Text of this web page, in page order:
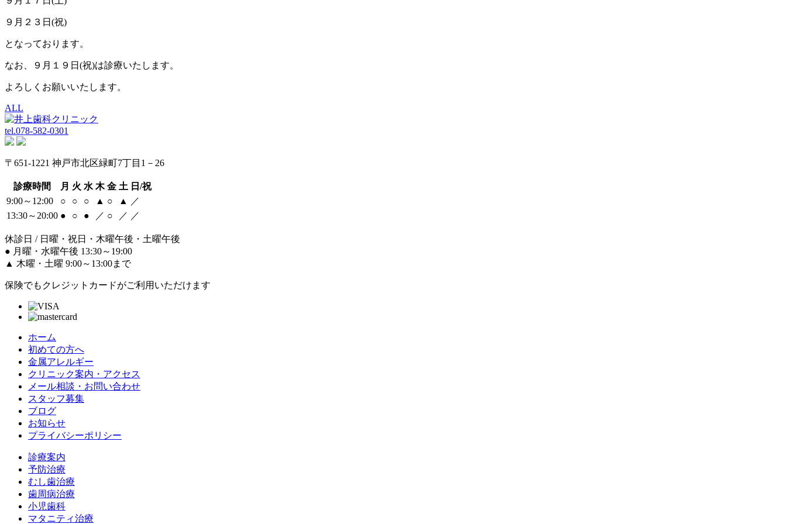
９月２３日(祝)
となっております。
なお、９月１９日(祝)は診療いたします。
よろしくお願いいたします。
ALL
tel.078-582-0301
〒651-1221 神戸市北区緑町7丁目1－26
診療時間 月 火 水 木 金 土 日/祝
9:00～12:00
○ ○ ○ ▲ ○ ▲
／
13:30～20:00 ● ○ ● ／ ○ ／ ／
休診日 / 日曜・祝日・木曜午後・土曜午後
● 月曜・水曜午後 13:30～19:00
▲ 木曜・土曜 9:00～13:00まで
保険でもクレジットカードがご利用いただけます
ホーム
初めての方へ
金属アレルギー
クリニック案内・アクセス
メール相談・お問い合わせ
スタッフ募集
ブログ
お知らせ
プライバシーポリシー
診療案内
予防治療
むし歯治療
歯周病治療
小児歯科
マタニティ治療